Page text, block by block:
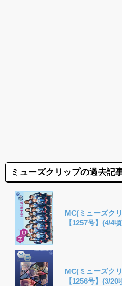
ミューズクリップの過去記
MC(ミューズク
【1257号】(4/4
MC(ミューズク
【1256号】(3/